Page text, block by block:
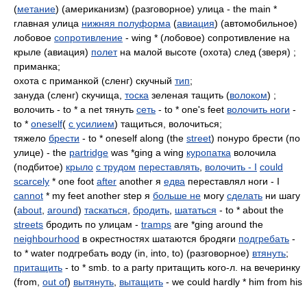
(метание) (американизм) (разговорное) улица - the main *
главная улица нижняя полуформа (авиация) (автомобильное)
лобовое сопротивление - wing * (лобовое) сопротивление на
крыле (авиация) полетна малой высоте (охота) след (зверя) ;
приманка;
охота с приманкой (сленг) скучный тип;
зануда (сленг) скучища, тоска зеленая тащить (волоком) ;
волочить - to * a net тянуть сеть - to * one's feet волочить ноги -
to * oneself( с усилием) тащиться, волочиться;
тяжело брести - to * oneself along (the street) понуро брести (по
улице) - the partridge was *ging a wing куропатка волочила
(подбитое) крыло с трудом переставлять волочить - I could
scarcely * one foot after another я едва переставлял ноги - I
cannot * my feet another step я больше не могу сделать ни шагу
(about around) таскаться бродить шататься - to * about the
streets бродить по улицам - tramps are *ging around the
neighbourhood в окрестностях шатаются бродяги подгребать -
to * water подгребать воду (in, into, to) (разговорное) втянуть;
притащить - to * smb. to a party притащить кого-л. на вечеринку
(from, out of) вытянуть вытащить - we could hardly * him from his